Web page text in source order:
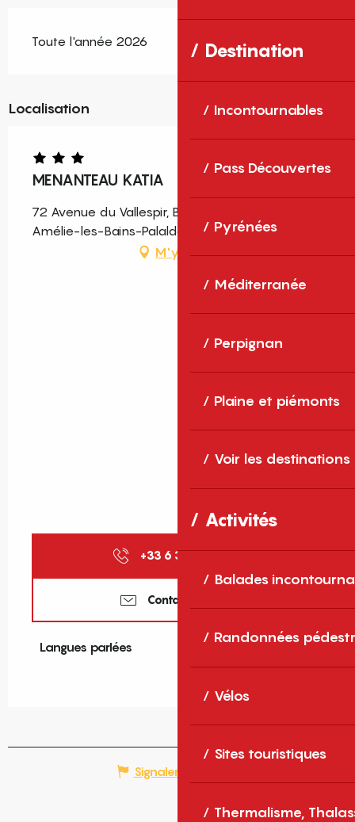
Destination
Incontournables
Pass Découvertes
Pyrénées
Méditerranée
Perpignan
Plaine et piémonts
Voir les destinations
Activités
Balades
Randonnées
Vélos
Sites touristiques
Thermalisme,
Toute l'année 2026
Localisation
MENANTEAU KATIA
72 Avenue du Vallespir, Bâtiment C, 66110
Amélie-les-Bains-Palalda
M'y rendre
+33 6 37 99 41▒▒
Contactez-nous
Langues parlées
Langues parlées
Signaler une erreur